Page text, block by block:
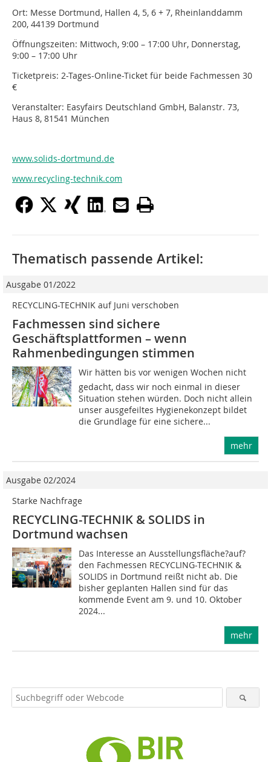
Ort: Messe Dortmund, Hallen 4, 5, 6 + 7, Rheinlanddamm
200, 44139 Dortmund
Öffnungszeiten: Mittwoch, 9:00 – 17:00 Uhr, Donnerstag,
9:00 – 17:00 Uhr
Ticketpreis: 2-Tages-Online-Ticket für beide Fachmessen 30
€
Veranstalter: Easyfairs Deutschland GmbH, Balanstr. 73,
Haus 8, 81541 München
www.solids-dortmund.de
www.recycling-technik.com
Thematisch passende Artikel:
Ausgabe 01/2022
RECYCLING-TECHNIK auf Juni verschoben
Fachmessen sind sichere
Geschäftsplattformen – wenn
Rahmenbedingungen stimmen
Wir hätten bis vor wenigen Wochen nicht
gedacht, dass wir noch einmal in dieser
Situation stehen würden. Doch nicht allein
unser ausgefeiltes Hygienekonzept bildet
die Grundlage für eine sichere...
mehr
Ausgabe 02/2024
Starke Nachfrage
RECYCLING-TECHNIK & SOLIDS in
Dortmund wachsen
Das Interesse an Ausstellungsfläche?auf?
den Fachmessen RECYCLING-TECHNIK &
SOLIDS in Dortmund reißt nicht ab. Die
bisher geplanten Hallen sind für das
kommende Event am 9. und 10. Oktober
2024...
mehr